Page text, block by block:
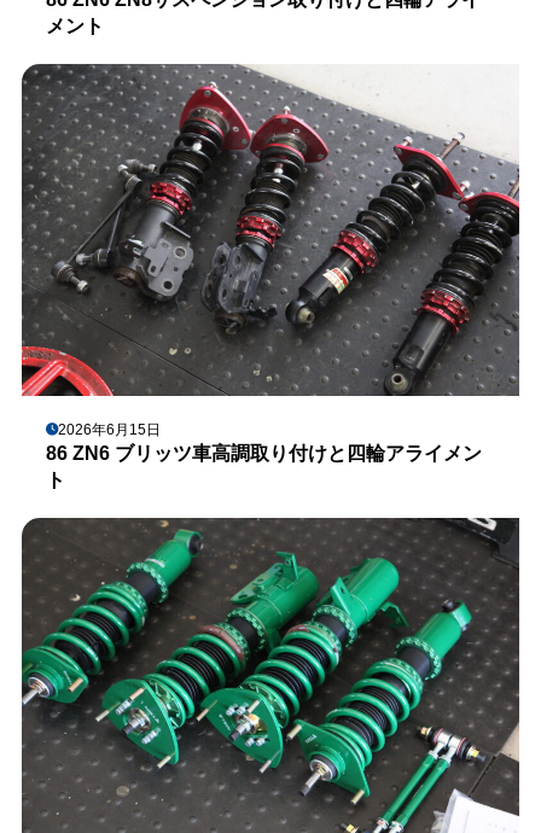
メント
2026年6月15日
86 ZN6 ブリッツ車高調取り付けと四輪アライメン
ト